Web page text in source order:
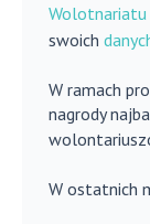
Wolotnariatu
swoich
W ramach
nagrody
W ostatnich